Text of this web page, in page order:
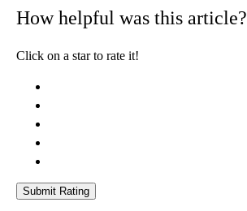
How helpful was this article?
Click on a star to rate it!
Submit Rating